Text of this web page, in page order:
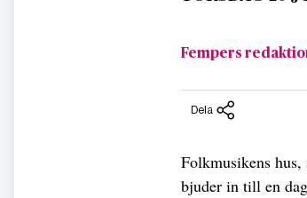
Fempers
Dela
Folkmusikens
bjuder in till en